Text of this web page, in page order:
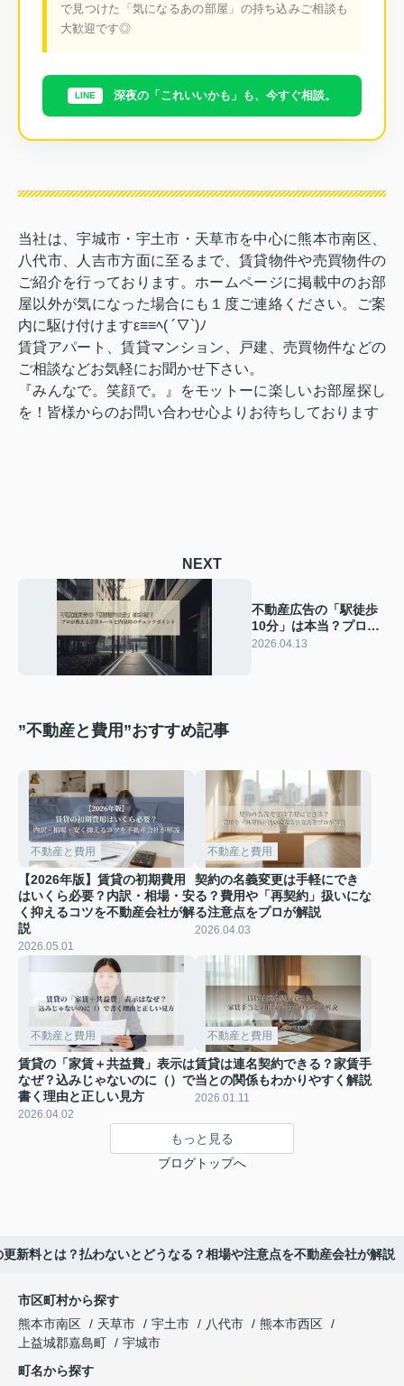
で見つけた「気になるあの部屋」の持ち込みご相談も
大歓迎です◎
LINE 深夜の「これいいかも」も、今すぐ相談。
当社は、宇城市・宇土市・天草市を中心に熊本市南区、
八代市、人吉市方面に至るまで、賃貸物件や売買物件の
ご紹介を行っております。ホームページに掲載中のお部
屋以外が気になった場合にも１度ご連絡ください。ご案
内に駆け付けますε≡≡ﾍ( ´▽`)ﾉ
賃貸アパート、賃貸マンション、戸建、売買物件などの
ご相談などお気軽にお聞かせ下さい。
『みんなで。笑顔で。』をモットーに楽しいお部屋探し
を！皆様からのお問い合わせ心よりお待ちしております
NEXT
不動産広告の「駅徒歩
10分」は本当？プロが
教える計算ルールと内
2026.04.13
”不動産と費用”おすすめ記事
不動産と費用
【2026年版】賃貸の初期費用
はいくら必要？内訳・相場・安
く抑えるコツを不動産会社が解
説
2026.05.01
不動産と費用
契約の名義変更は手軽にでき
る？費用や「再契約」扱いにな
る注意点をプロが解説
2026.04.03
不動産と費用
賃貸の「家賃＋共益費」表示は
なぜ？込みじゃないのに（）で
書く理由と正しい見方
2026.04.02
不動産と費用
賃貸は連名契約できる？家賃手
当との関係もわかりやすく解説
2026.01.11
もっと見る
ブログトップへ
更新料とは？払わないとどうなる？相場や注意点を不動産会社が解説
市区町村から探す
熊本市南区
天草市 宇土市 八代市
熊本市西区
上益城郡嘉島町
宇城市
町名から探す